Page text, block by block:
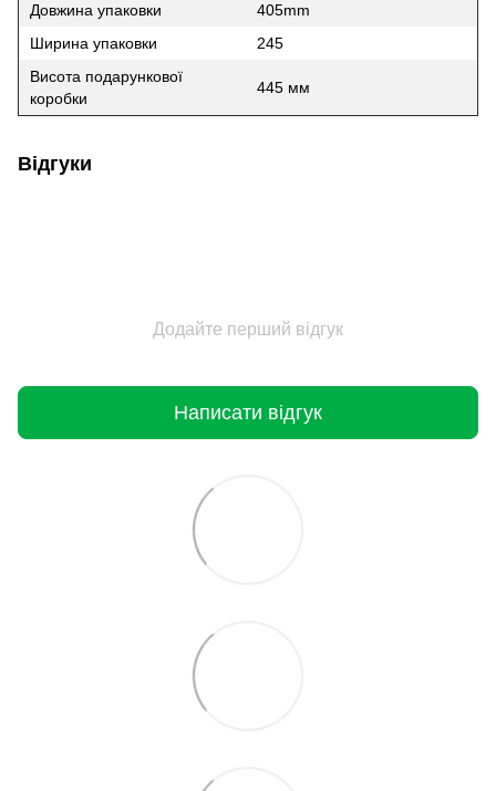
Довжина упаковки
405mm
Ширина упаковки
245
Висота подарункової
коробки
445 мм
Відгуки
Додайте перший відгук
Написати відгук